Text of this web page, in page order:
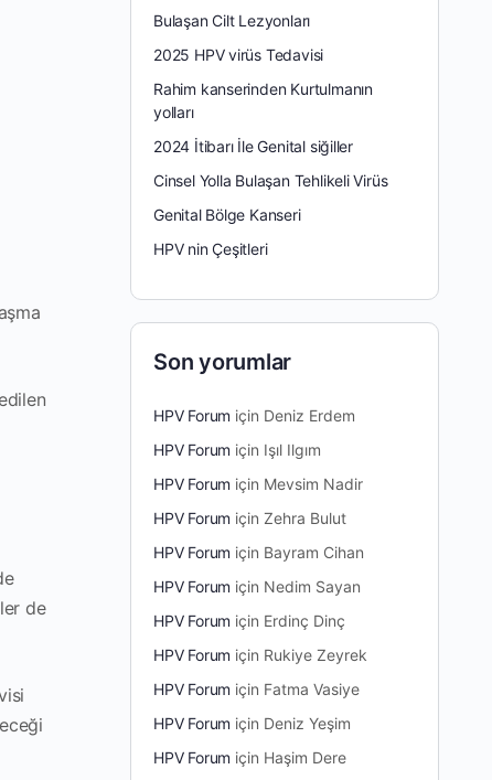
de
Bulaşan Cilt Lezyonları
2025 HPV virüs Tedavisi
Rahim kanserinden Kurtulmanın
yolları
2024 İtibarı İle Genital siğiller
Cinsel Yolla Bulaşan Tehlikeli Virüs
Genital Bölge Kanseri
HPV nin Çeşitleri
Son yorumlar
HPV Forum için Deniz Erdem
HPV Forum için Işıl Ilgım
HPV Forum için Mevsim Nadir
HPV Forum içinZehra Bulut
HPV Forum için Bayram Cihan
HPV Forum için Nedim Sayan
HPV Forum için Erdinç Dinç
HPV Forum için Rukiye Zeyrek
HPV Forum için Fatma Vasiye
HPV Forum için Deniz Yeşim
HPV Forum için Haşim Dere